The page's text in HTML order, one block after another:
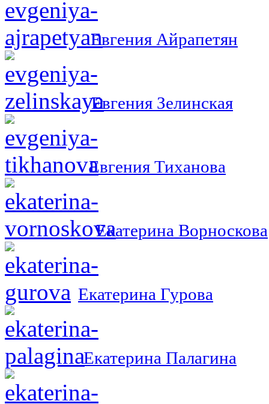
Евгения Айрапетян
Евгения Зелинская
Евгения Тиханова
Екатерина Ворноскова
Екатерина Гурова
Екатерина Палагина